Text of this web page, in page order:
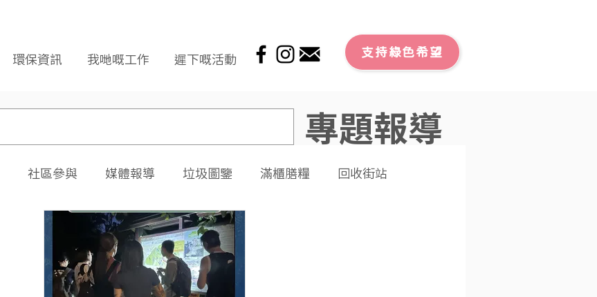
環保資訊 我哋嘅工作 遲下嘅活動 支持綠色希望
專題報導
社區參與 媒體報導 垃圾圖鑒 滿櫃膳糧 回收街站
環保新聞回顧 環保資訊及文章
海岸清潔 企業社會責任 拾起希望 海岸清潔大行動